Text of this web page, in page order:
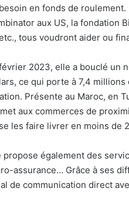
en fonds de
aux US, la fondation
tous voudront aider ou
2023, elle a bouclé un
ce qui porte à 7,4
Présente au Maroc, en
aux commerces de
les faire livrer en moins de
propose également des
assurance… Grâce à ses
de communication direct